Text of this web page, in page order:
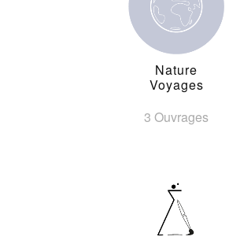
Nature
Voyages
3 Ouvrages